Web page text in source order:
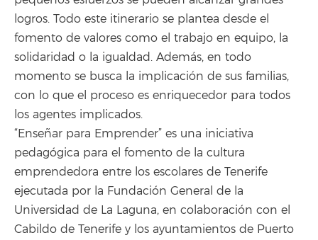
logros. Todo este itinerario se plantea desde el
fomento de valores como el trabajo en equipo, la
solidaridad o la igualdad. Además, en todo
momento se busca la implicación de sus familias,
con lo que el proceso es enriquecedor para todos
los agentes implicados.
“Enseñar para Emprender” es una iniciativa
pedagógica para el fomento de la cultura
emprendedora entre los escolares de Tenerife
ejecutada por la Fundación General de la
Universidad de La Laguna, en colaboración con el
Cabildo de Tenerife y los ayuntamientos de Puerto